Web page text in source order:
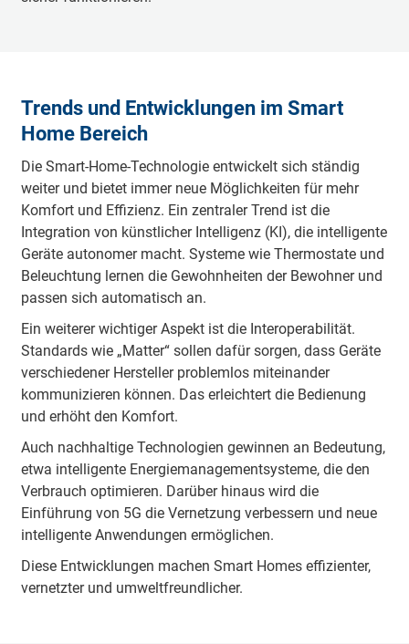
Trends und Entwicklungen im Smart
Home Bereich
Die Smart-Home-Technologie entwickelt sich ständig
weiter und bietet immer neue Möglichkeiten für mehr
Komfort und Effizienz. Ein zentraler Trend ist die
Integration von künstlicher Intelligenz (KI), die intelligente
Geräte autonomer macht. Systeme wie Thermostate und
Beleuchtung lernen die Gewohnheiten der Bewohner und
passen sich automatisch an.
Ein weiterer wichtiger Aspekt ist die Interoperabilität.
Standards wie „Matter“ sollen dafür sorgen, dass Geräte
verschiedener Hersteller problemlos miteinander
kommunizieren können. Das erleichtert die Bedienung
und erhöht den Komfort.
Auch nachhaltige Technologien gewinnen an Bedeutung,
etwa intelligente Energiemanagementsysteme, die den
Verbrauch optimieren. Darüber hinaus wird die
Einführung von 5G die Vernetzung verbessern und neue
intelligente Anwendungen ermöglichen.
Diese Entwicklungen machen Smart Homes effizienter,
vernetzter und umweltfreundlicher.